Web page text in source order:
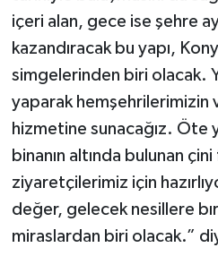
içeri alan, gece ise şehre
kazandıracak bu yapı,
simgelerinden biri olacak.
yaparak hemşehrilerimizin
hizmetine sunacağız. Öte
binanın altında bulunan çini
ziyaretçilerimiz için
değer, gelecek nesillere
miraslardan biri olacak.”